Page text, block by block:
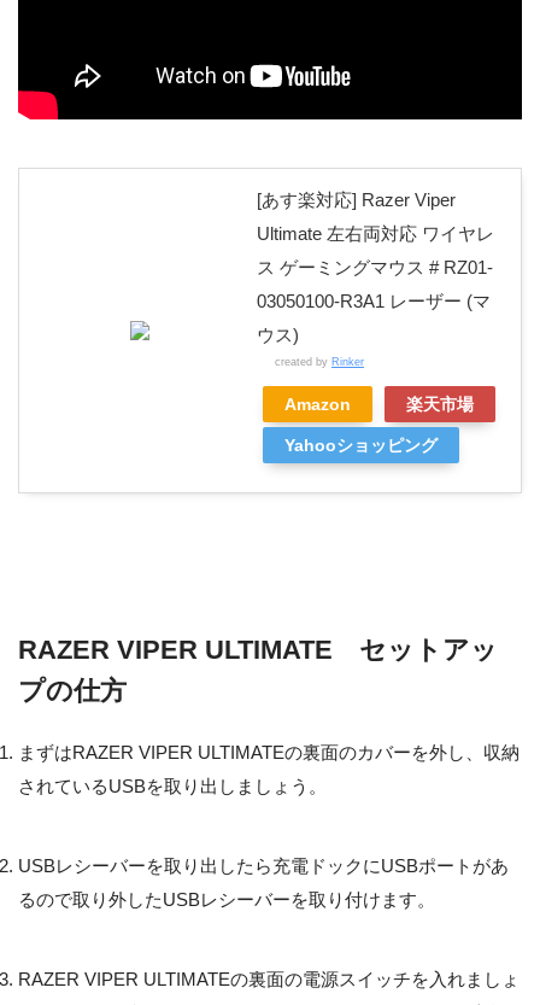
[あす楽対応] Razer Viper
Ultimate 左右両対応 ワイヤレ
ス ゲーミングマウス # RZ01-
03050100-R3A1 レーザー (マ
ウス)
created by Rinker
Amazon 楽天市場
Yahooショッピング
RAZER VIPER ULTIMATE セットアッ
プの仕方
まずはRAZER VIPER ULTIMATEの裏面のカバーを外し、収納
されているUSBを取り出しましょう。
USBレシーバーを取り出したら充電ドックにUSBポートがあ
るので取り外したUSBレシーバーを取り付けます。
RAZER VIPER ULTIMATEの裏面の電源スイッチを入れましょ